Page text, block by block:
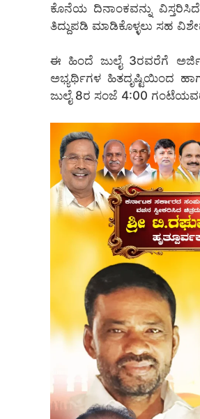
ಕೊನೆಯ ದಿನಾಂಕವನ್ನು
ತಿದ್ದುಪಡಿ ಮಾಡಿಕೊಳ್ಳಲು ಸಹ
ಈ ಹಿಂದೆ ಜುಲೈ 3ರವರೆಗೆ ಅರ್ಜಿ
ಅಭ್ಯರ್ಥಿಗಳ ಹಿತದೃಷ್ಟಿಯಿಂದ
ಜುಲೈ 8ರ ಸಂಜೆ 4:00